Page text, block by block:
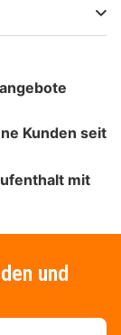
Kunden seit
mit
und